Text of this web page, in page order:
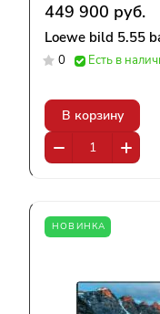
449 900 руб.
Loewe bild 5.55
0 Есть в
В корзину
НОВИНКА